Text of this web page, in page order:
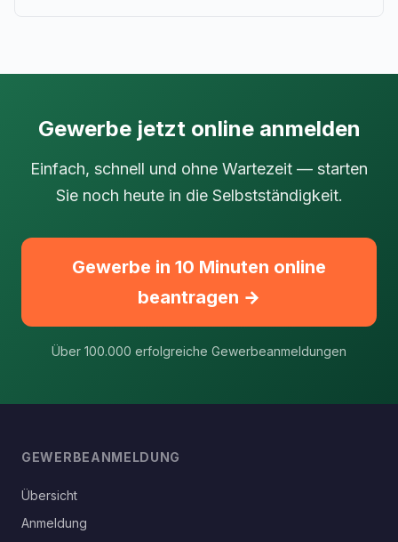
Gewerbe jetzt online anmelden
Einfach, schnell und ohne Wartezeit — starten
Sie noch heute in die Selbstständigkeit.
Gewerbe in 10 Minuten online
beantragen →
Über 100.000 erfolgreiche Gewerbeanmeldungen
GEWERBEANMELDUNG
Übersicht
Anmeldung